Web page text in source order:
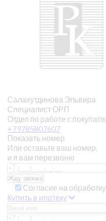
Салахутдинова Эльвира
Специалист ОРП
Отдел по работе с
+79785807607
Показать номер
Или оставьте ваш номер,
и я вам перезвоню
Согласие на
Купить в ипотеку